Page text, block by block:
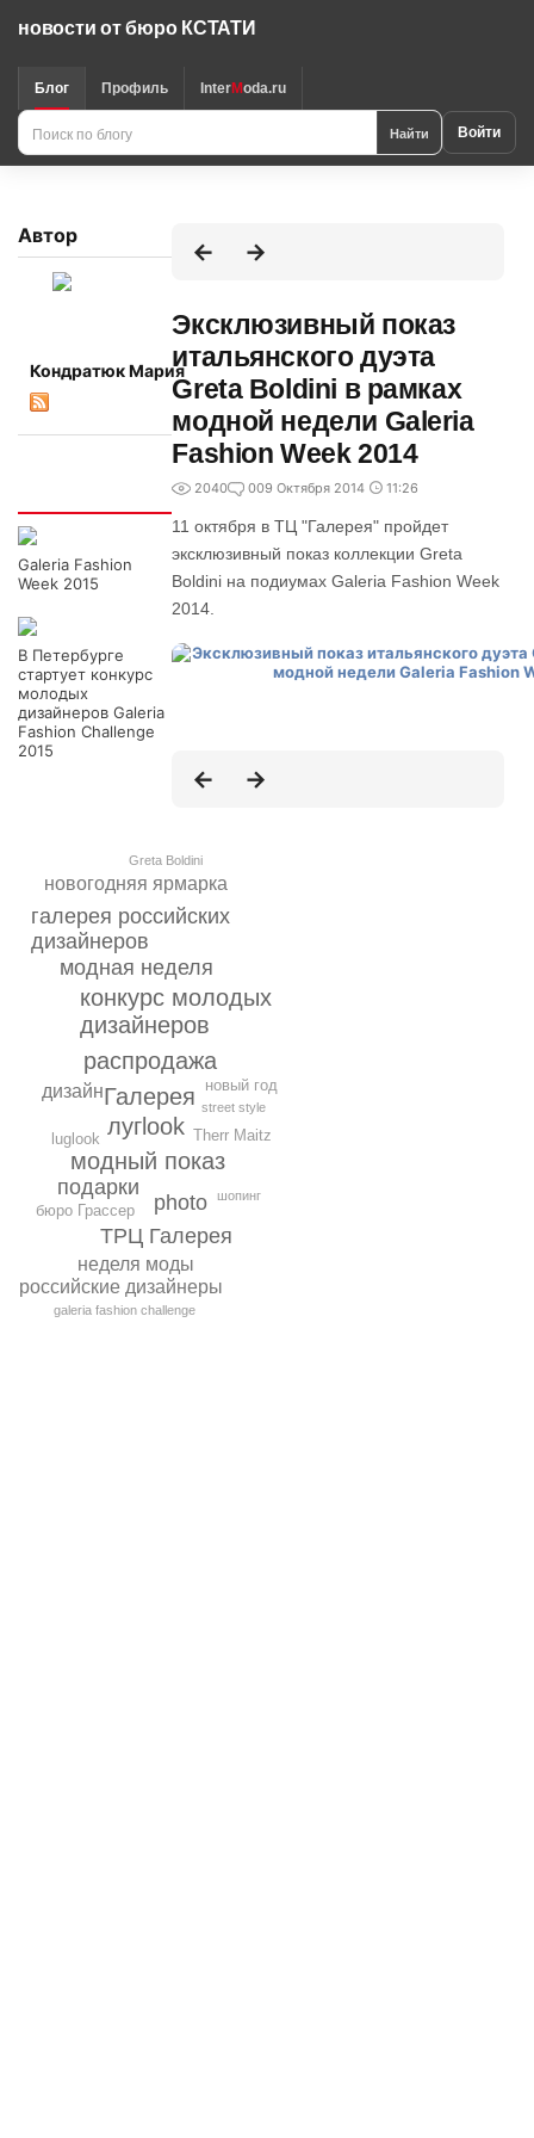
новости от бюро КСТАТИ
Блог Профиль InterModa.ru
Поиск
по
блогу
Найти Войти
Автор
Кондратюк Мария
Galeria Fashion
Week 2015
В Петербурге
стартует конкурс
молодых
дизайнеров Galeria
Fashion Challenge
2015
Галерея
лугlook
распродажа
модный показ
конкурс молодых
дизайнеров
photo
модная неделя
подарки
галерея российских
дизайнеров
ТРЦ Галерея
неделя моды
дизайн
российские дизайнеры
новогодняя ярмарка
бюро Грассер
новый год
luglook Therr Maitz
galeria fashion challenge
Greta Boldini
шопинг
street style
Эксклюзивный показ
итальянского дуэта
Greta Boldini в рамках
модной недели Galeria
Fashion Week 2014
2040 009 Октября 2014 11:26
11 октября в ТЦ "Галерея" пройдет
эксклюзивный показ коллекции Greta
Boldini на подиумах Galeria Fashion Week
2014.